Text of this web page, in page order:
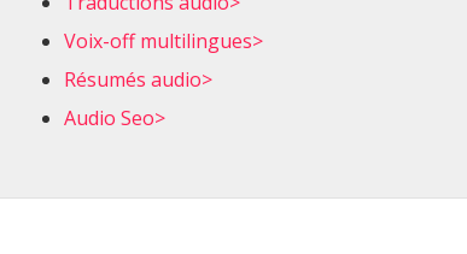
Voix-off multilingues>
Résumés audio>
Audio Seo>